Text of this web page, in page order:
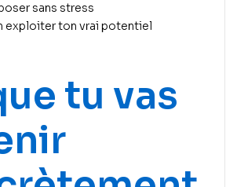
sans stress
exploiter ton vrai potentiel
tu vas